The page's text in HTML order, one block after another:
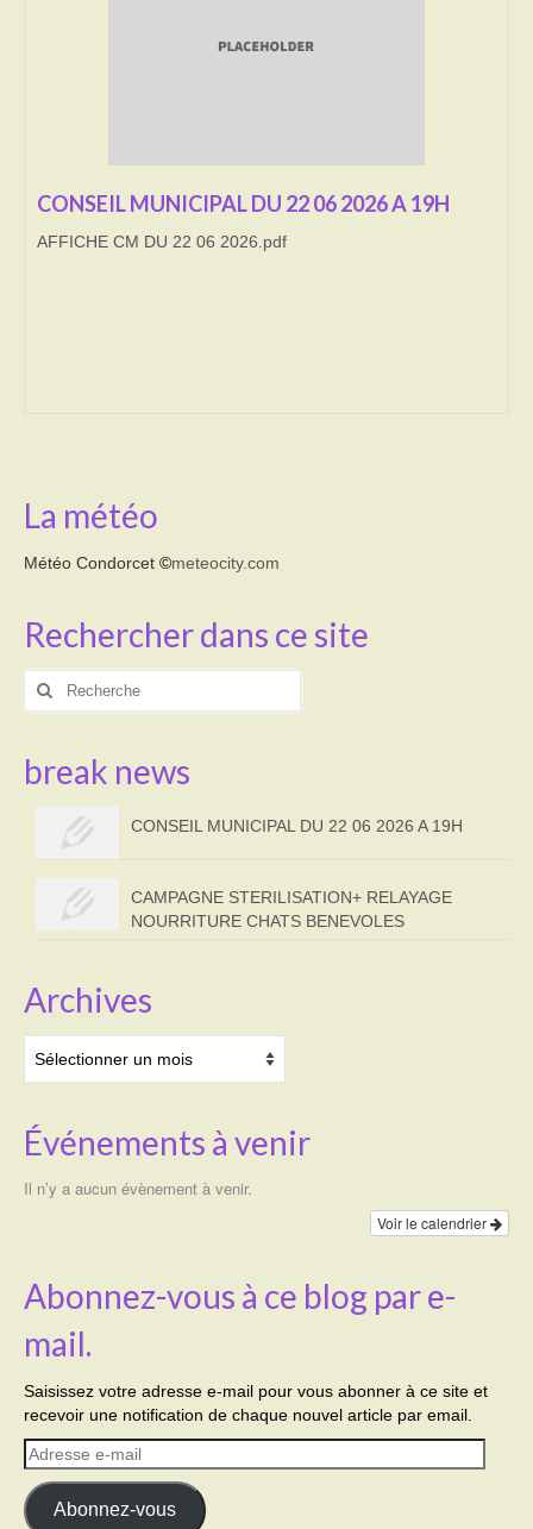
Correspondants de presse
LE BRULAGE DES VEGETAUX
CONSEIL MUNICIPAL DU 22 06 2026 A 19H
AFFICHE CM DU 22 06 2026.pdf
La météo
Météo Condorcet ©meteocity.com
Rechercher dans ce site
Rechercher
break news
CONSEIL MUNICIPAL DU 22 06 2026 A 19H
CAMPAGNE STERILISATION+ RELAYAGE
NOURRITURE CHATS BENEVOLES
Archives
Événements à venir
Il n’y a aucun évènement à venir.
Voir le calendrier
Abonnez-vous à ce blog par e-
mail.
Saisissez votre adresse e-mail pour vous abonner à ce site et
recevoir une notification de chaque nouvel article par email.
Adresse
e-
mail
Abonnez-vous